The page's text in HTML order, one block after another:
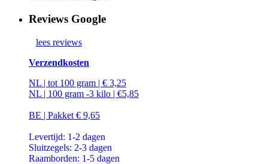
Reviews Google
lees reviews
Verzendkosten
NL | tot 100 gram | € 3,25
NL | 100 gram -3 kilo | €5,85
BE | Pakket € 9,65
Levertijd: 1-2 dagen
Sluitzegels: 2-3 dagen
Raamborden: 1-5 dagen